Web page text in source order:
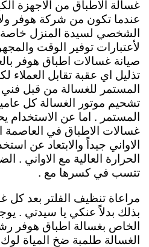
غسالة الاطباق من الاجهزة
عندما تكون من شركة هوفر
الشخصي لسيدة المنزل خاصة
لأعتبارات توفير الوقت
صيانة غسالات اطباق هوفر
تذليل اي عقبة تقابل العملاء
المستمر للغسالة من قبل
تشحيم موتور الغسالة كل
المستمر . اما عن الاستخدام
غسالات الاطباق في العاصمة
الاواني جيداً والابتعاد عن
الحرارة العالية مع الاواني .
تتسب في كسرها مع .
مراعاة تنظيف الفلتر بعد كل
بذلك بدلاً عنكي يا سيدتي .
الخاص بغسالة اطباق هوفر
الغسالة طلمبة ضخ المياة